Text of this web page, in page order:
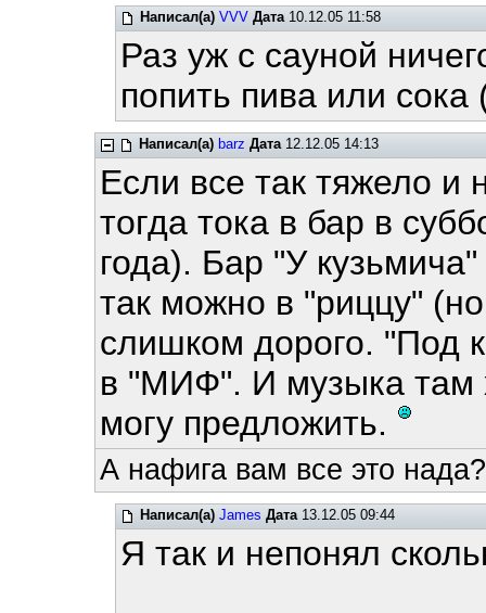
Написал(а) VVV Дата10.12.05 11:58
Раз уж с сауной
попить пива или сока
Написал(а) barz Дата12.12.05 14:13
Если все так тяжело и
тогда тока в бар в
года). Бар "У
так можно в "риццу"
слишком дорого. "Под
в "МИФ". И музыка там
могу предложить.
А нафига вам все это нада?
Написал(а) James Дата13.12.05 09:44
Я так и непонял